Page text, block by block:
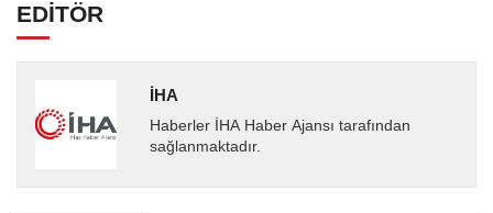
EDİTÖR
İHA
Haberler İHA Haber Ajansı tarafından
sağlanmaktadır.